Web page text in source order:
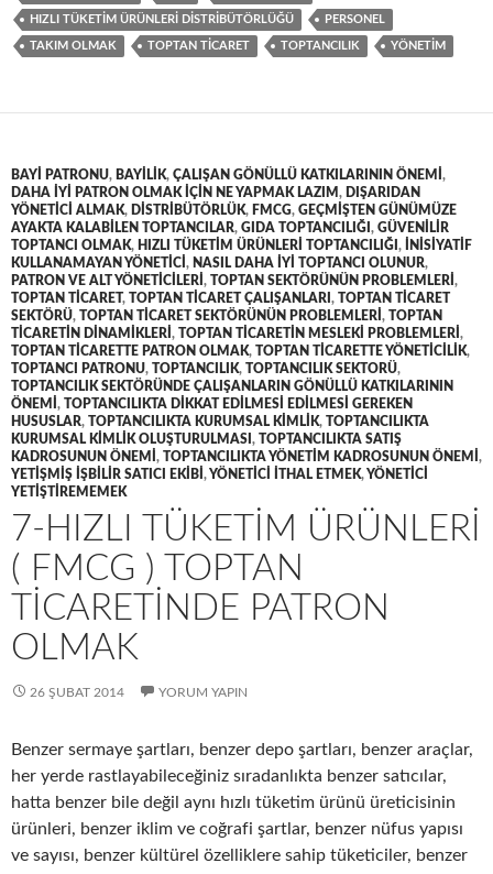
HIZLI TÜKETIM ÜRÜNLERI DISTRIBÜTÖRLÜĞÜ PERSONEL
TAKIM OLMAK TOPTAN TICARET TOPTANCILIK YÖNETIM
BAYI PATRONU, BAYILIK, ÇALIŞAN GÖNÜLLÜ KATKILARININ ÖNEMI ,
DAHA IYI PATRON OLMAK IÇIN NE YAPMAK LAZIM , DIŞARIDAN
YÖNETICI ALMAK, DISTRIBÜTÖRLÜK, FMCG, GEÇMIŞTEN GÜNÜMÜZE
AYAKTA KALABILEN TOPTANCILAR, GIDA TOPTANCILIĞI , GÜVENILIR
TOPTANCI OLMAK, HIZLI TÜKETIM ÜRÜNLERI TOPTANCILIĞI ,
INISIYATIF
KULLANAMAYAN YÖNETICI , NASIL DAHA IYI TOPTANCI OLUNUR,
PATRON VE ALT YÖNETICILERI , TOPTAN SEKTÖRÜNÜN PROBLEMLERI ,
TOPTAN TICARET, TOPTAN TICARET ÇALIŞANLARI , TOPTAN TICARET
SEKTÖRÜ, TOPTAN TICARET SEKTÖRÜNÜN PROBLEMLERI , TOPTAN
TICARETIN DINAMIKLERI , TOPTAN TICARETIN MESLEKI PROBLEMLERI ,
TOPTAN TICARETTE PATRON OLMAK, TOPTAN TICARETTE YÖNETICILIK,
TOPTANCI PATRONU, TOPTANCILIK, TOPTANCILIK SEKTORÜ,
TOPTANCILIK SEKTÖRÜNDE ÇALIŞANLARIN GÖNÜLLÜ KATKILARININ
ÖNEMI , TOPTANCILIKTA DIKKAT EDILMESI EDILMESI GEREKEN
HUSUSLAR, TOPTANCILIKTA KURUMSAL KIMLIK, TOPTANCILIKTA
KURUMSAL KIMLIK OLUŞTURULMASI , TOPTANCILIKTA SATIŞ
KADROSUNUN ÖNEMI , TOPTANCILIKTA YÖNETIM KADROSUNUN ÖNEMI ,
YETIŞMIŞ IŞBILIR SATICI EKIBI ,YÖNETICI ITHAL ETMEK,YÖNETICI
YETIŞTIREMEMEK
7-HIZLI TÜKETIM ÜRÜNLERI
( FMCG ) TOPTAN
TICARETINDE PATRON
OLMAK
26 ŞUBAT 2014 YORUM YAPIN
Benzer sermaye şartları, benzer depo şartları, benzer araçlar,
her yerde rastlayabileceğiniz sıradanlıkta benzer satıcılar,
hatta benzer bile değil aynı hızlı tüketim ürünü üreticisinin
ürünleri, benzer iklim ve coğrafi şartlar, benzer nüfus yapısı
ve sayısı, benzer kültürel özelliklere sahip tüketiciler, benzer